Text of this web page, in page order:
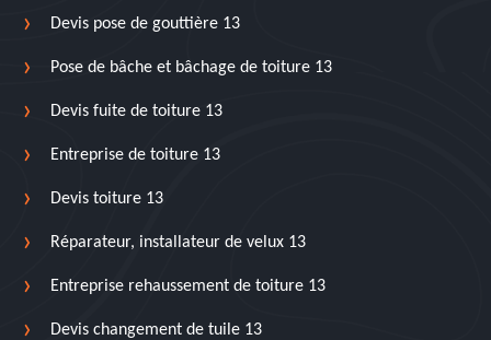
Devis pose de gouttière 13
Pose de bâche et bâchage de toiture 13
Devis fuite de toiture 13
Entreprise de toiture 13
Devis toiture 13
Réparateur, installateur de velux 13
Entreprise rehaussement de toiture 13
Devis changement de tuile 13